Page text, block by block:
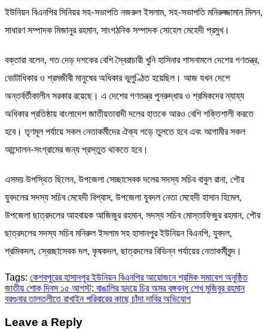
ইউনিয়ন বিএনপির সিনিয়র সহ-সভাপতি নজরুল ইসলাম, সহ-সভাপতি মনিরুজ্জামান মিলন,
সাধারণ সম্পাদক মিজানুর রহমান, সাংগঠনিক সম্পাদক সোহেল মেহেদী প্রমুখ।
বক্তারা বলেন, গত দেড় দশকের বেশি স্বৈরাচারী খুনি হাসিনার শাসনামলে দেশের গণতন্ত্র,
ভোটাধিকার ও শ্রমজীবী মানুষের অধিকার ভুলুণ্ঠিত হয়েছিল। আজ যখন দেশে
অন্তর্বর্তীকালীন সরকার রয়েছে। এ দেশের গণতন্ত্র পুনরুদ্ধার ও শ্রমিকদের ন্যায্য
অধিকার প্রতিষ্ঠায় বাংলাদেশ জাতীয়তাবাদী দলের হাতকে আরও বেশি শক্তিশালী করতে
হবে। তৃণমূল পর্যায়ে সকল নেতাকর্মীদের ঐক্য গড়ে তুলতে হবে এবং আগামীর সকল
আন্দোলন-সংগ্রামের জন্য প্রস্তুত থাকতে হবে।
এসময় উপস্থিত ছিলেন, উপজেলা সেচ্ছাসেবক দলের সদস্য সচিব বাবুল রানা, পৌর
যুবদলের সদস্য সচিব মেহেদী বিশ্বাস, উপজেলা যুবদল নেতা মেহেদী হাসান হিমেল,
উপজেলা ছাত্রদলের আহবায়ক আজিজুর রহমান, সদস্য সচিব মোস্তাফিজুর রহমান, পৌর
ছাত্রদলের সদস্য সচিব মনিরুল ইসলাম সহ হাসানপুর ইউনিয়ন বিএনপি, যুবদল,
শ্রমিকদল, স্বেচ্ছাসেবক দল, কৃষকদল, ছাত্রদলের বিভিন্ন পর্যায়ের নেতাকর্মীবৃন্দ।
Tags: কেশবপুরের হাসানপুর ইউনিয়ন বিএনপির আয়োজনে শ্রমিক সমাবেশ অনুষ্ঠিত
Post
navigation
জাতীয় শোক দিবস ১৫ আগস্ট; বাঙালির হৃদয়ে চির অমর বঙ্গবন্ধু শেখ মুজিবুর রহমান
বরগুনার তালতলীতে রাখাইন পরিবারের কাছে চাঁদা দাবির অভিযোগ
Leave a Reply